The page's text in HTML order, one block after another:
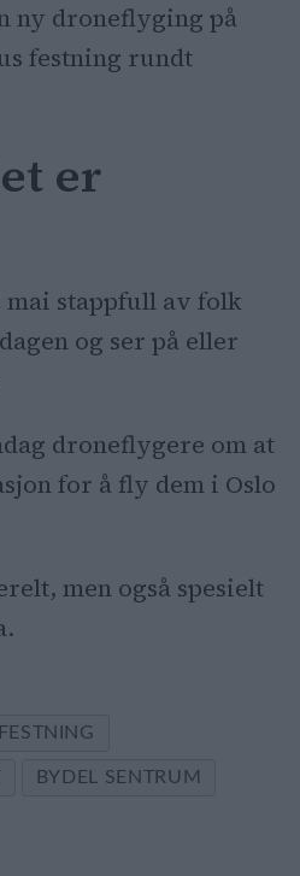
ny droneflyging på
festning rundt
er
mai stappfull av folk
og ser på eller
droneflygere om at
for å fly dem i Oslo
men også spesielt
BYDEL SENTRUM